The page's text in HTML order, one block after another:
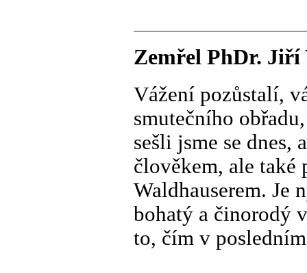
Zemřel PhDr. Jiří
Vážení pozůstalí,
smutečního obřadu,
sešli jsme se dnes,
člověkem, ale také
Waldhauserem. Je
bohatý a činorodý
to, čím v